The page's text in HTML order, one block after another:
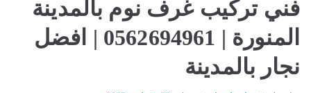
فني تركيب غرف نوم بالمدينة
المنورة | 0562694961 | افضل
نجار بالمدينة